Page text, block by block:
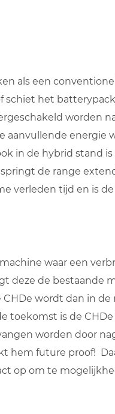
als een
schiet het
worden
energie
in de hybrid stand
de range
verleden tijd en is
waar een
deze de bestaande
wordt dan in
toekomst is de
worden door
hem future proof!
op om te